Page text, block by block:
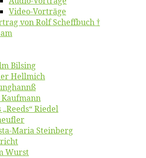
Vi­deo-Vor­trä­ge
von Rolf Scheffbuch †
Bilsing
Hellmich
Riedel
Ma­ria Steinberg
Wurst